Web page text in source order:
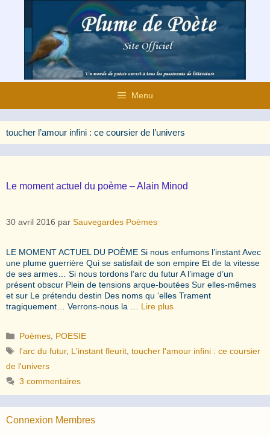
contenu
Menu
toucher l’amour infini : ce coursier de l’univers
Le moment actuel du poème – Alain Minod
30 avril 2016 par Sauvegardes Poèmes
LE MOMENT ACTUEL DU POÈME Si nous enfumons l’instant Avec
une plume guerrière Qui se satisfait de son empire Et de la vitesse
de ses armes… Si nous tordons l’arc du futur A l’image d’un
présent obscur Plein de tensions arque-boutées Sur elles-mêmes
et sur Le prétendu destin Des noms qu ‘elles Trament
tragiquement… Verrons-nous la … Lire plus
Catégories
Poèmes POESIE
Étiquettes
l'arc du futur, L'instant fleurit ,toucher l'amour infini : ce coursier
de l'univers
3 commentaires
Connexion Membres